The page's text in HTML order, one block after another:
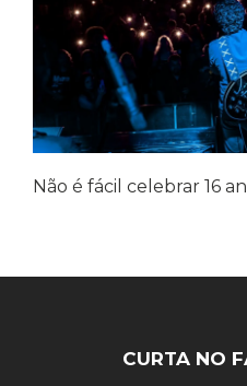
Não é fácil celebrar 16
CURTA NO